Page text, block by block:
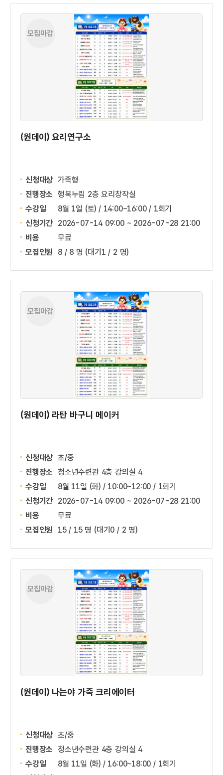
모집마감
(원데이) 요리연구소
신청대상 가족형
진행장소 행복누림 2층 요리창작실
수강일
8월 1일 (토) / 14:00~16:00 / 1회기
신청기간 2026-07-14 09:00 ~ 2026-07-28 21:00
비용
무료
모집인원
8 / 8 명 (대기1 / 2 명)
모집마감
(원데이) 라탄 바구니 메이커
신청대상 초/중
진행장소 청소년수련관 4층 강의실 4
수강일
8월 11일 (화) / 10:00~12:00 / 1회기
신청기간 2026-07-14 09:00 ~ 2026-07-28 21:00
비용
무료
모집인원
15 / 15 명 (대기0 / 2 명)
모집마감
(원데이) 나는야 가죽 크리에이터
신청대상 초/중
진행장소 청소년수련관 4층 강의실 4
수강일
8월 11일 (화) / 16:00~18:00 / 1회기